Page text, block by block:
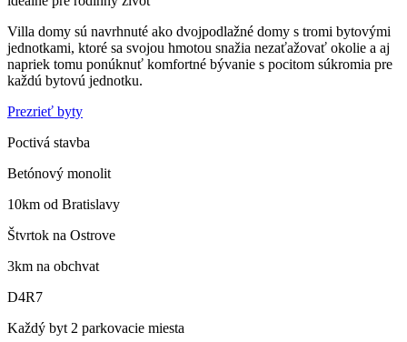
Villa domy sú navrhnuté ako dvojpodlažné domy s tromi bytovými
jednotkami, ktoré sa svojou hmotou snažia nezaťažovať okolie a aj
napriek tomu ponúknuť komfortné bývanie s pocitom súkromia pre
každú bytovú jednotku.
Prezrieť byty
Poctivá stavba
Betónový monolit
10km od Bratislavy
Štvrtok na Ostrove
3km na obchvat
D4R7
Každý byt 2 parkovacie miesta